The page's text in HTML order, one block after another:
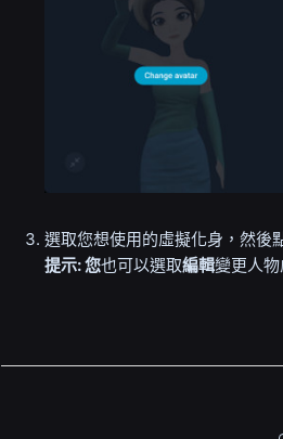
選取您想使用的虛擬化身，然後
提示:您也可以選取編輯變更人